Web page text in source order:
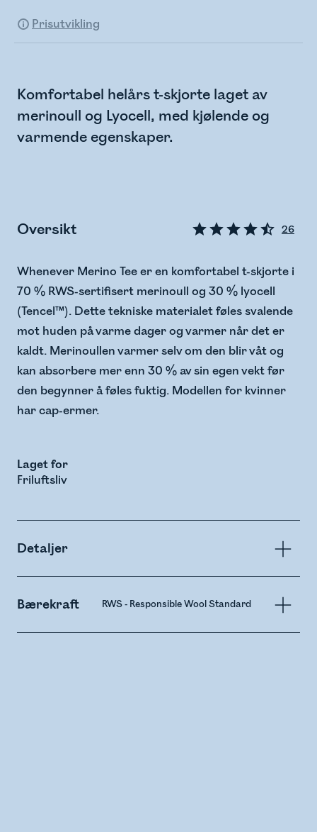
Prisutvikling
Komfortabel helårs t-skjorte laget av
merinoull og Lyocell, med kjølende og
varmende egenskaper.
Oversikt 26
Whenever Merino Tee er en komfortabel t-skjorte i
70 % RWS-sertifisert merinoull og 30 % lyocell
(Tencel™). Dette tekniske materialet føles svalende
mot huden på varme dager og varmer når det er
kaldt. Merinoullen varmer selv om den blir våt og
kan absorbere mer enn 30 % av sin egen vekt før
den begynner å føles fuktig. Modellen for kvinner
har cap-ermer.
Laget for
Friluftsliv
Detaljer
Bærekraft RWS - Responsible Wool Standard